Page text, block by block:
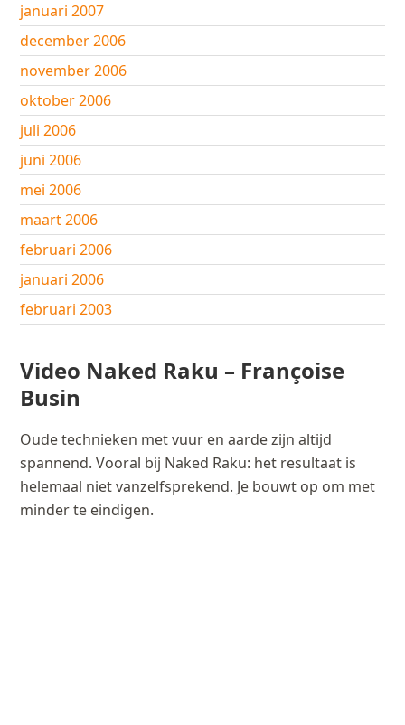
januari 2007
december 2006
november 2006
oktober 2006
juli 2006
juni 2006
mei 2006
maart 2006
februari 2006
januari 2006
februari 2003
Video Naked Raku – Françoise
Busin
Oude technieken met vuur en aarde zijn altijd
spannend. Vooral bij Naked Raku: het resultaat is
helemaal niet vanzelfsprekend. Je bouwt op om met
minder te eindigen.